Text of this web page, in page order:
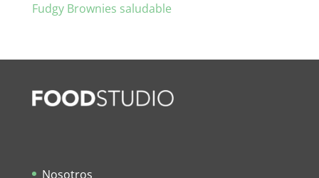
Fudgy Brownies saludable
Nosotros